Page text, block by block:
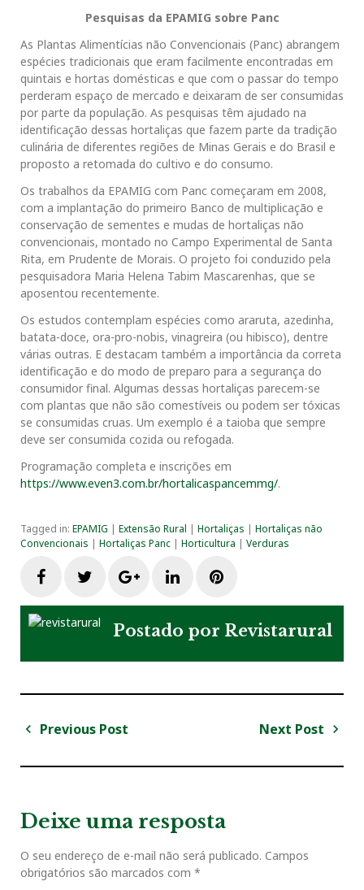
Pesquisas da EPAMIG sobre Panc
As Plantas Alimentícias não Convencionais (Panc) abrangem
espécies tradicionais que eram facilmente encontradas em
quintais e hortas domésticas e que com o passar do tempo
perderam espaço de mercado e deixaram de ser consumidas
por parte da população. As pesquisas têm ajudado na
identificação dessas hortaliças que fazem parte da tradição
culinária de diferentes regiões de Minas Gerais e do Brasil e
proposto a retomada do cultivo e do consumo.
Os trabalhos da EPAMIG com Panc começaram em 2008,
com a implantação do primeiro Banco de multiplicação e
conservação de sementes e mudas de hortaliças não
convencionais, montado no Campo Experimental de Santa
Rita, em Prudente de Morais. O projeto foi conduzido pela
pesquisadora Maria Helena Tabim Mascarenhas, que se
aposentou recentemente.
Os estudos contemplam espécies como araruta, azedinha,
batata-doce, ora-pro-nobis, vinagreira (ou hibisco), dentre
várias outras. E destacam também a importância da correta
identificação e do modo de preparo para a segurança do
consumidor final. Algumas dessas hortaliças parecem-se
com plantas que não são comestíveis ou podem ser tóxicas
se consumidas cruas. Um exemplo é a taioba que sempre
deve ser consumida cozida ou refogada.
Programação completa e inscrições em
https://www.even3.com.br/hortalicaspancemmg/.
Tagged in: EPAMIG | Extensão Rural | Hortaliças | Hortaliças não
Convencionais | Hortaliças Panc | Horticultura | Verduras
a
c
e
o
k
w
i
t
r
G
o
g
+
n
k
I
n
i
n
t
e
s
Postado por Revistarural
N
g
ç
ã
Previous Post
v
o
u
Next Post
Deixe uma resposta
O seu endereço de e-mail não será publicado. Campos
obrigatórios são marcados com *